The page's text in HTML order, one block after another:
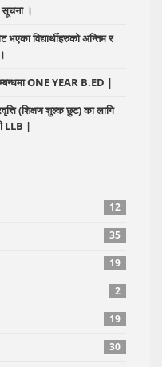
।
विद्यार्थीहरुको अन्तिम र
ONE YEAR B.ED |
(शिक्षण शुल्क छुट) का लागि
LLB |
12
35
19
2
19
30